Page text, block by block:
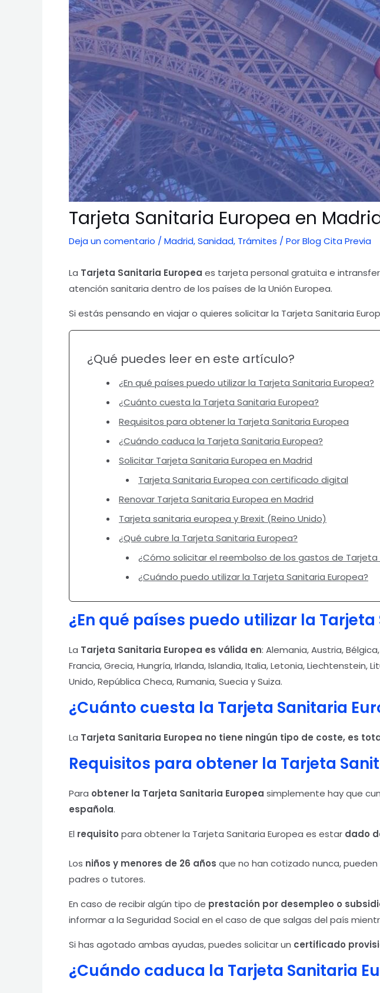
Tarjeta Sanitaria Europea en
Deja un comentario / Madrid,Sanidad, Trámites / PorBlog Cita Previa
La Tarjeta Sanitaria Europea es tarjeta personal gratuita e
atención sanitaria dentro de los países de la Unión Europea.
Si estás pensando en viajar o quieres solicitar la Tarjeta Sanitaria
¿Qué puedes leer en este artículo?
¿En qué países puedo utilizar la Tarjeta Sanitaria Europea?
¿Cuánto cuesta la Tarjeta Sanitaria Europea?
Requisitos para obtener la Tarjeta Sanitaria Europea
¿Cuándo caduca la Tarjeta Sanitaria Europea?
Solicitar Tarjeta Sanitaria Europea en Madrid
Tarjeta Sanitaria Europea con certificado digital
Renovar Tarjeta Sanitaria Europea en Madrid
Tarjeta sanitaria europea y Brexit (Reino Unido)
¿Qué cubre la Tarjeta Sanitaria Europea?
¿Cómo solicitar el reembolso de los gastos de Tarjeta
¿Cuándo puedo utilizar la Tarjeta Sanitaria Europea?
¿En qué países puedo utilizar la
La Tarjeta Sanitaria Europea es válida en: Alemania, Austria,
Francia, Grecia, Hungría, Irlanda, Islandia, Italia, Letonia, Liechtenstein,
Unido, República Checa, Rumania, Suecia y Suiza.
¿Cuánto cuesta la Tarjeta Sanitaria
La Tarjeta Sanitaria Europea no tiene ningún tipo de coste, es
Requisitos para obtener la Tarjeta
Para obtener la Tarjeta Sanitaria Europea simplemente hay que
española.
El requisito para obtener la Tarjeta Sanitaria Europea es estar dado
Los niños y menores de 26 años que no han cotizado nunca,
padres o tutores.
En caso de recibir algún tipo de prestación por desempleo o
informar a la Seguridad Social en el caso de que salgas del país
Si has agotado ambas ayudas, puedes solicitar un certificado
¿Cuándo caduca la Tarjeta Sanitaria